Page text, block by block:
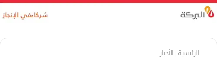
الرئيسية| الأخبار